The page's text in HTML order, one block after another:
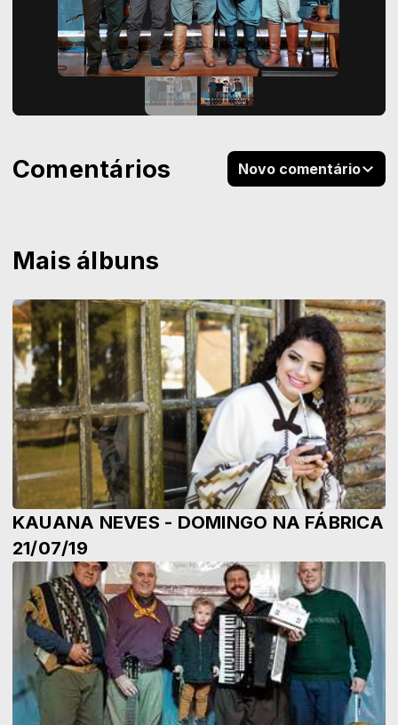
Mais álbuns
KAUANA NEVES - DOMINGO NA FÁBRICA
21/07/19
Comentários Novo comentário